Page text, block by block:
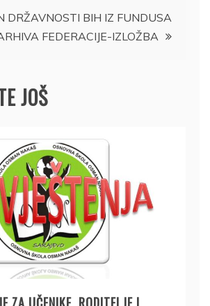
DRŽAVNOSTI BIH IZ FUNDUSA
FEDERACIJE-IZLOŽBA
JOŠ